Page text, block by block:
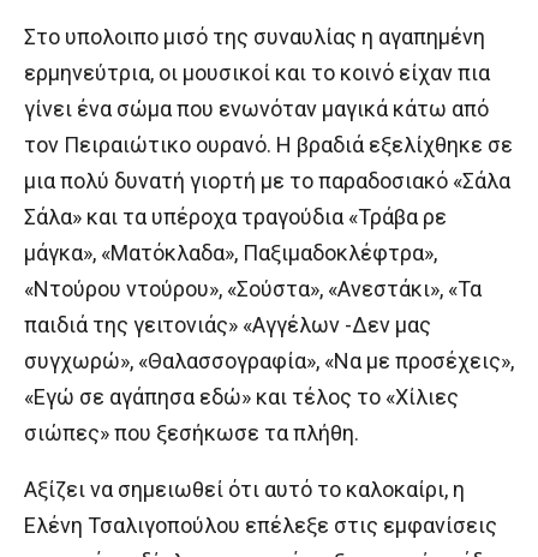
Στο υπολοιπο μισό της συναυλίας η αγαπημένη
ερμηνεύτρια, οι μουσικοί και το κοινό είχαν πια
γίνει ένα σώμα που ενωνόταν μαγικά κάτω από
τον Πειραιώτικο ουρανό. Η βραδιά εξελίχθηκε σε
μια πολύ δυνατή γιορτή με το παραδοσιακό «Σάλα
Σάλα» και τα υπέροχα τραγούδια «Τράβα ρε
μάγκα», «Ματόκλαδα», Παξιμαδοκλέφτρα»,
«Ντούρου ντούρου», «Σούστα», «Ανεστάκι», «Τα
παιδιά της γειτονιάς» «Αγγέλων -Δεν μας
συγχωρώ», «Θαλασσογραφία», «Να με προσέχεις»,
«Εγώ σε αγάπησα εδώ» και τέλος το «Χίλιες
σιώπες» που ξεσήκωσε τα πλήθη.
Αξίζει να σημειωθεί ότι αυτό το καλοκαίρι, η
Ελένη Τσαλιγοπούλου επέλεξε στις εμφανίσεις